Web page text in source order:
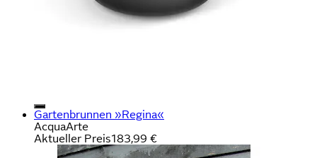
Gartenbrunnen »Regina«
AcquaArte
Aktueller Preis183,99 €